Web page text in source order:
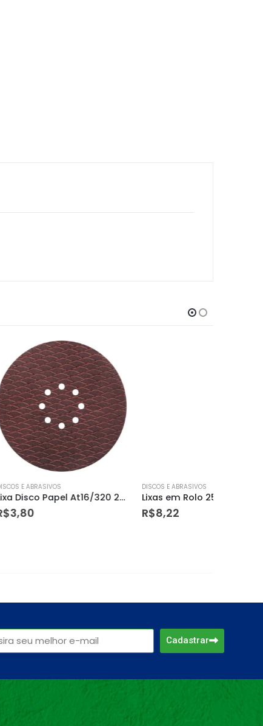
Lixa Disco Papel At16/320 225mm Atlas
DISCOS E ABRASIVOS
Lixas em Rolo 250 X 12cmg 80 – Atlas
Cadastrar